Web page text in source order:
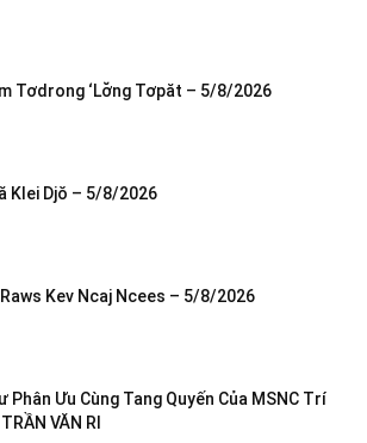
Tơdrong ‘Lơ̆ng Tơpăt – 5/8/2026
Klei Djŏ – 5/8/2026
Raws Kev Ncaj Ncees – 5/8/2026
Phân Ưu Cùng Tang Quyến Của MSNC Trí
VĂN RI